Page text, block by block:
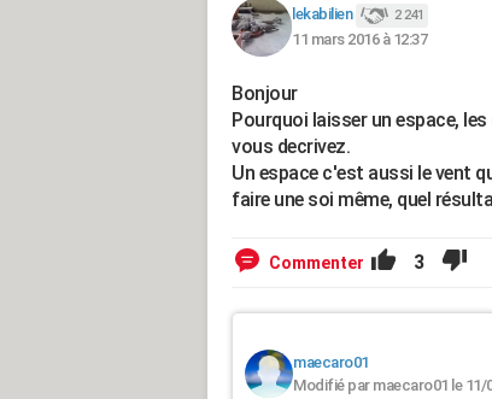
lekabilien 2 241
11 mars 2016 à 12:37
Bonjour
Pourquoi laisser un espace,
vous decrivez.
Un espace c'est aussi le vent
faire une soi même, quel
Commenter 3
maecaro01
Modifié par maecaro01 le 11/